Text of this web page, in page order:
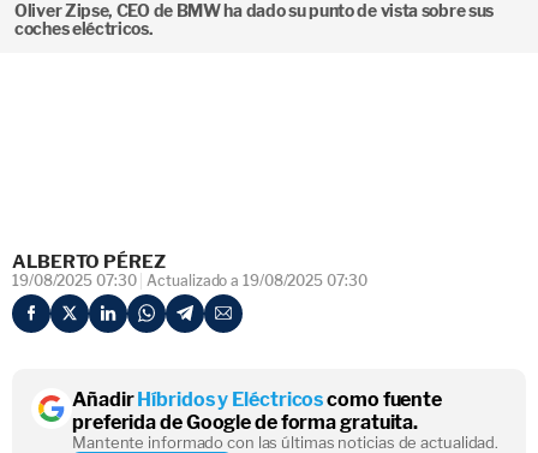
Oliver Zipse, CEO de BMW ha dado su punto de vista sobre sus
coches eléctricos.
ALBERTO PÉREZ
19/08/2025 07:30 Actualizado a 19/08/2025 07:30
AñadirHíbridos y Eléctricoscomo fuente
preferida de Google de forma gratuita.
Mantente informado con las últimas noticias de actualidad.